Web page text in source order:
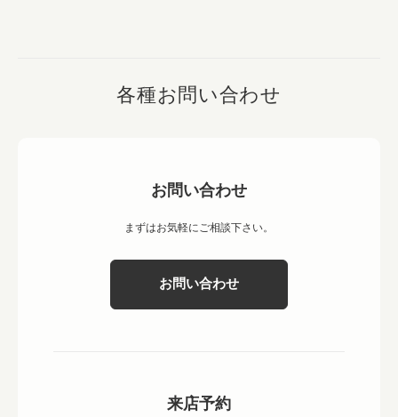
各種お問い合わせ
お問い合わせ
まずはお気軽にご相談下さい。
お問い合わせ
来店予約